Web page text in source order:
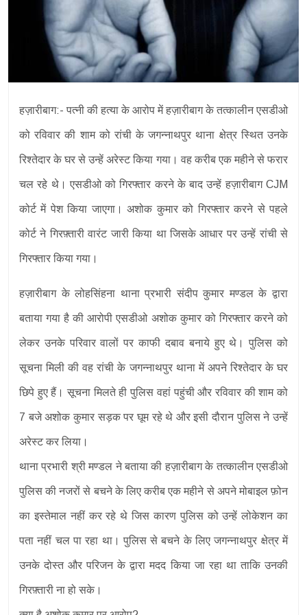
हज़ारीबाग:- पत्नी की हत्या के आरोप में हज़ारीबाग के तत्कालीन एसडीओ
को रविवार की शाम को रांची के जगन्नाथपुर थाना क्षेत्र स्थित उनके
रिश्तेदार के घर से उन्हें अरेस्ट किया गया। वह करीब एक महीने से फरार
चल रहे थे। एसडीओ को गिरफ्तार करने के बाद उन्हें हज़ारीबाग CJM
कोर्ट में पेश किया जाएगा। अशोक कुमार को गिरफ्तार करने से पहले
कोर्ट ने गिरफ़्तारी वारंट जारी किया था जिसके आधार पर उन्हें रांची से
गिरफ्तार किया गया।
हज़ारीबाग के लोहसिंहना थाना प्रभारी संदीप कुमार मण्डल के द्वारा
बताया गया है की आरोपी एसडीओ अशोक कुमार को गिरफ्तार करने को
लेकर उनके परिवार वालों पर काफी दबाव बनाये हुए थे। पुलिस को
सूचना मिली की वह रांची के जगन्नाथपुर थाना में अपने रिश्तेदार के घर
छिपे हुए हैं। सूचना मिलते ही पुलिस वहां पहुंची और रविवार की शाम को
7 बजे अशोक कुमार सड़क पर घूम रहे थे और इसी दौरान पुलिस ने उन्हें
अरेस्ट कर लिया।
थाना प्रभारी श्री मण्डल ने बताया की हज़ारीबाग के तत्कालीन एसडीओ
पुलिस की नजरों से बचने के लिए करीब एक महीने से अपने मोबाइल फ़ोन
का इस्तेमाल नहीं कर रहे थे जिस कारण पुलिस को उन्हें लोकेशन का
पता नहीं चल पा रहा था। पुलिस से बचने के लिए जगन्नाथपुर क्षेत्र में
उनके दोस्त और परिजन के द्वारा मदद किया जा रहा था ताकि उनकी
गिरफ़्तारी ना हो सके।